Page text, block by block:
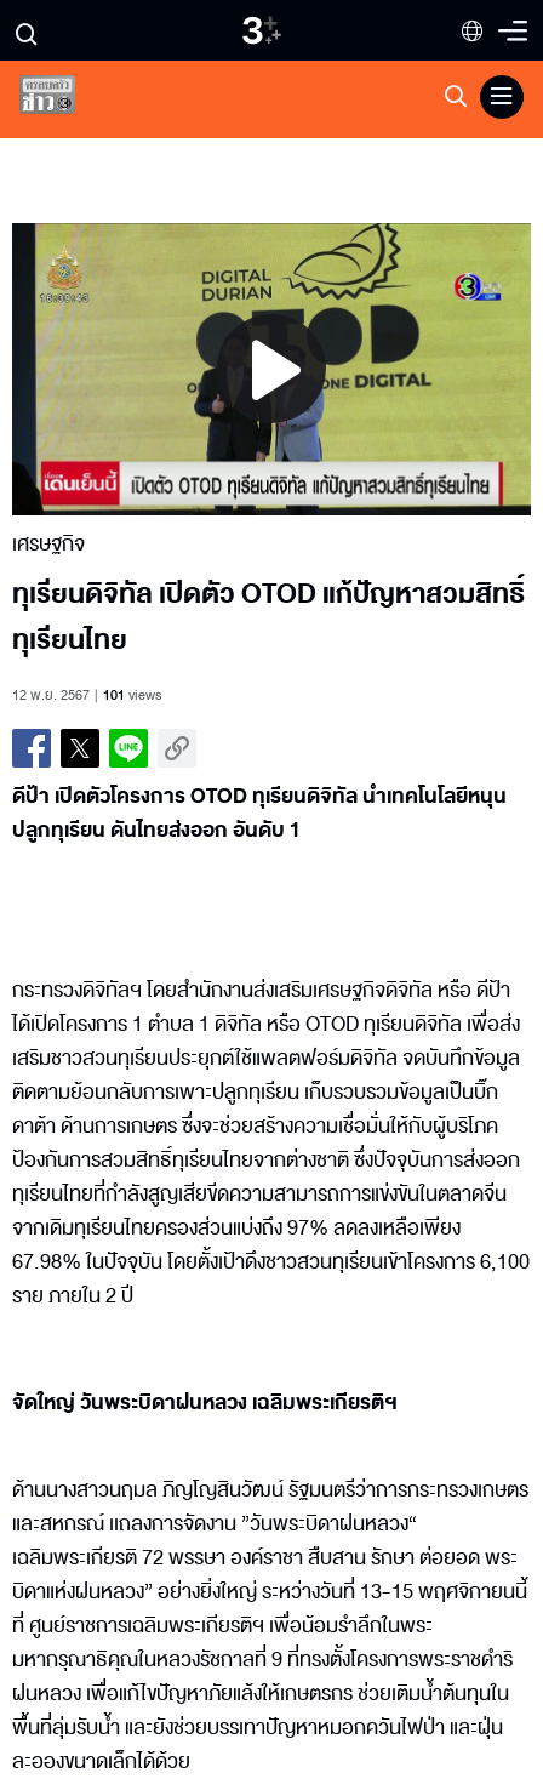
Play
Video
เศรษฐกิจ
ทุเรียนดิจิทัล เปิดตัว OTOD แก้ปัญหาสวมสิทธิ์
ทุเรียนไทย
12 พ.ย. 2567 101 views
ดีป้า เปิดตัวโครงการ OTOD ทุเรียนดิจิทัล นำเทคโนโลยีหนุน
ปลูกทุเรียน ดันไทยส่งออก อันดับ 1
กระทรวงดิจิทัลฯ โดยสำนักงานส่งเสริมเศรษฐกิจดิจิทัล หรือ ดีป้า
ได้เปิดโครงการ 1 ตำบล 1 ดิจิทัล หรือ OTOD ทุเรียนดิจิทัล เพื่อส่ง
เสริมชาวสวนทุเรียนประยุกต์ใช้แพลตฟอร์มดิจิทัล จดบันทึกข้อมูล
ติดตามย้อนกลับการเพาะปลูกทุเรียน เก็บรวบรวมข้อมูลเป็นบิ๊ก
ดาต้า ด้านการเกษตร ซึ่งจะช่วยสร้างความเชื่อมั่นให้กับผู้บริโภค
ป้องกันการสวมสิทธิ์ทุเรียนไทยจากต่างชาติ ซึ่งปัจจุบันการส่งออก
ทุเรียนไทยที่กำลังสูญเสียขีดความสามารถการแข่งขันในตลาดจีน
จากเดิมทุเรียนไทยครองส่วนแบ่งถึง 97% ลดลงเหลือเพียง
67.98% ในปัจจุบัน โดยตั้งเป้าดึงชาวสวนทุเรียนเข้าโครงการ 6,100
ราย ภายใน 2 ปี
จัดใหญ่ วันพระบิดาฝนหลวง เฉลิมพระเกียรติฯ
ด้านนางสาวนฤมล ภิญโญสินวัฒน์ รัฐมนตรีว่าการกระทรวงเกษตร
และสหกรณ์ เเถลงการจัดงาน ”วันพระบิดาฝนหลวง“
เฉลิมพระเกียรติ 72 พรรษา องค์ราชา สืบสาน รักษา ต่อยอด พระ
บิดาแห่งฝนหลวง” อย่างยิ่งใหญ่ ระหว่างวันที่ 13-15 พฤศจิกายนนี้
ที่ ศูนย์ราชการเฉลิมพระเกียรติฯ เพื่อน้อมรำลึกในพระ
มหากรุณาธิคุณในหลวงรัชกาลที่ 9 ที่ทรงตั้งโครงการพระราชดำริ
ฝนหลวง เพื่อแก้ไขปัญหาภัยแล้งให้เกษตรกร ช่วยเติมน้ำต้นทุนใน
พื้นที่ลุ่มรับน้ำ และยังช่วยบรรเทาปัญหาหมอกควันไฟป่า และฝุ่น
ละอองขนาดเล็กได้ด้วย